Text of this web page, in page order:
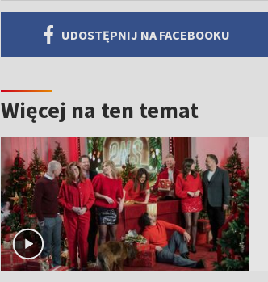
UDOSTĘPNIJ NA FACEBOOKU
Więcej na ten temat